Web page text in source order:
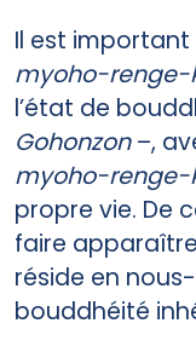
Il est
myoho-renge-
l’état de
Gohonzon–,
myoho-renge-
propre vie. De
faire
réside en
bouddhéité